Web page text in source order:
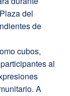
del
de
cubos,
al
A